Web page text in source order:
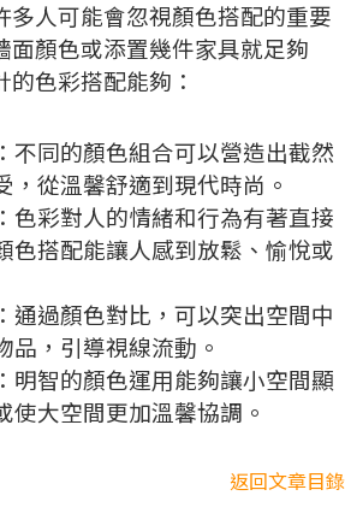
多人可能會忽視顏色搭配的重要
面顏色或添置幾件家具就足夠
色彩搭配能夠：
不同的顏色組合可以營造出截然
，從溫馨舒適到現代時尚。
色彩對人的情緒和行為有著直接
色搭配能讓人感到放鬆、愉悅或
通過顏色對比，可以突出空間中
品，引導視線流動。
明智的顏色運用能夠讓小空間顯
使大空間更加溫馨協調。
返回文章目錄